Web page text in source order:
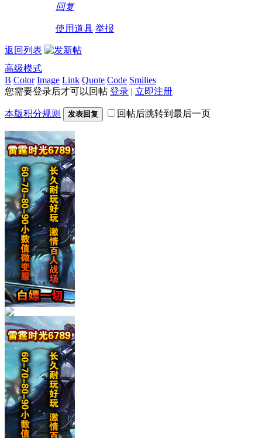
回复
使用道具 举报
返回列表
高级模式
B Color Image Link Quote Code Smilies
您需要登录后才可以回帖 登录 | 立即注册
本版积分规则 发表回复 回帖后跳转到最后一页